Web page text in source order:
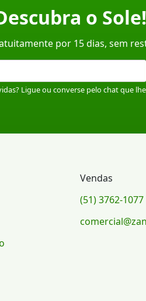
o Sole!
por 15 dias, sem
Ligue ou converse pelo chat que
Vendas
(51) 3762-1077